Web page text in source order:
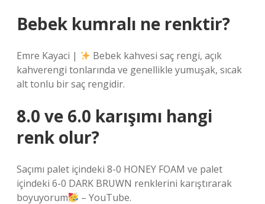
Bebek kumralı ne renktir?
Emre Kayaci |
Bebek kahvesi saç rengi, açık
kahverengi tonlarında ve genellikle yumuşak, sıcak
alt tonlu bir saç rengidir.
8.0 ve 6.0 karışımı hangi
renk olur?
Saçımı palet içindeki 8-0 HONEY FOAM ve palet
içindeki 6-0 DARK BRUWN renklerini karıştırarak
boyuyorum
– YouTube.